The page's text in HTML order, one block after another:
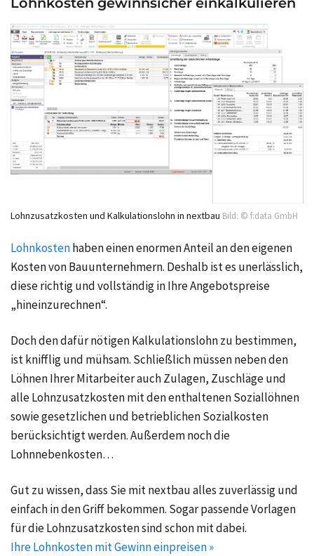
Lohnzusatzkosten und Kalkulationslohn in nextbau Bild: © f:data GmbH
Lohnkostenhaben einen enormen Anteil an den eigenen
Kosten von Bauunternehmern. Deshalb ist es unerlässlich,
diese richtig und vollständig in Ihre Angebotspreise
„hineinzurechnen“.
Doch den dafür nötigen Kalkulationslohn zu bestimmen,
ist knifflig und mühsam. Schließlich müssen neben den
Löhnen Ihrer Mitarbeiter auch Zulagen, Zuschläge und
alle Lohnzusatzkosten mit den enthaltenen Soziallöhnen
sowie gesetzlichen und betrieblichen Sozialkosten
berücksichtigt werden. Außerdem noch die
Lohnnebenkosten…
Gut zu wissen, dass Sie mit nextbau alles zuverlässig und
einfach in den Griff bekommen. Sogar passende Vorlagen
für die Lohnzusatzkosten sind schon mit dabei.
Ihre Lohnkosten mit Gewinn einpreisen »